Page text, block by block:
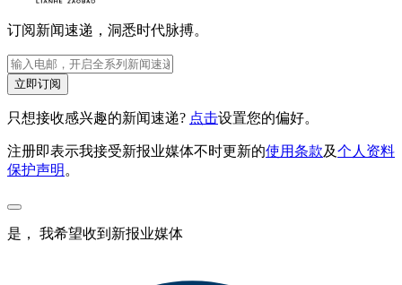
订阅新闻速递，洞悉时代脉搏。
立即订阅
只想接收感兴趣的新闻速递? 点击设置您的偏好。
注册即表示我接受新报业媒体不时更新的使用条款及个人资料
保护声明 。
是， 我希望收到新报业媒体